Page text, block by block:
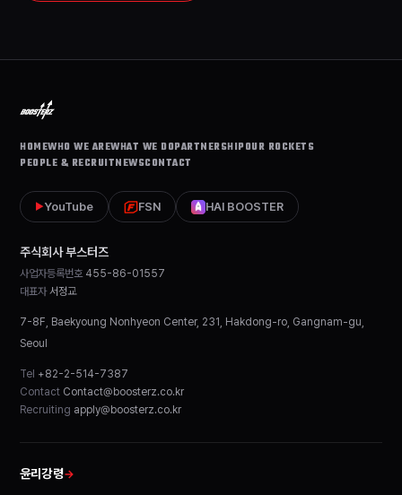
HOMEWHO WE AREWHAT WE DOPARTNERSHIPOUR ROCKETS
PEOPLE & RECRUITNEWSCONTACT
▶YouTube FSN HAI BOOSTER
주식회사 부스터즈
사업자등록번호 455-86-01557
대표자 서정교
7-8F, Baekyoung Nonhyeon Center, 231, Hakdong-ro, Gangnam-gu,
Seoul
Tel +82-2-514-7387
Contact Contact@boosterz.co.kr
Recruiting apply@boosterz.co.kr
윤리강령